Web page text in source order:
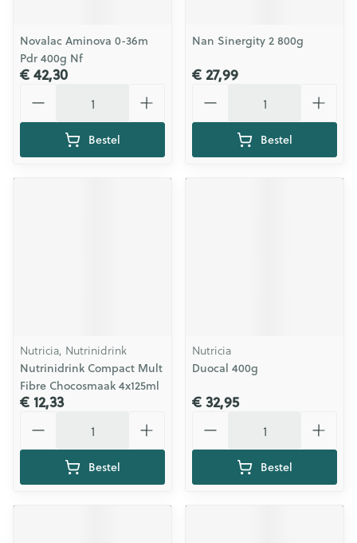
Novalac Aminova 0-36m
Pdr 400g Nf
€ 42,30
Bestel
Nan Sinergity 2 800g
€ 27,99
Bestel
Nutricia, Nutrinidrink
Nutrinidrink Compact Mult
Fibre Chocosmaak 4x125ml
€ 12,33
Bestel
Nutricia
Duocal 400g
€ 32,95
Bestel